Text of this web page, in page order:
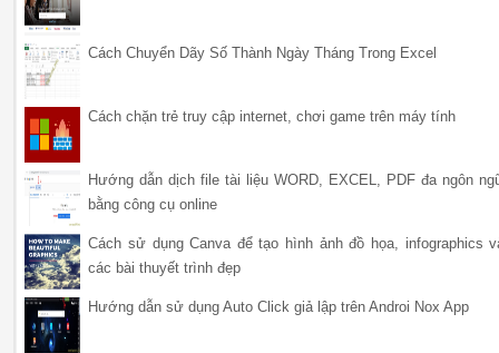
Cách Chuyển Dãy Số Thành Ngày Tháng Trong Excel
Cách chặn trẻ truy cập internet, chơi game trên máy tính
Hướng dẫn dịch file tài liệu WORD, EXCEL, PDF đa ngôn
bằng công cụ online
Cách sử dụng Canva để tạo hình ảnh đồ họa, infographics
các bài thuyết trình đẹp
Hướng dẫn sử dụng Auto Click giả lập trên Androi Nox App